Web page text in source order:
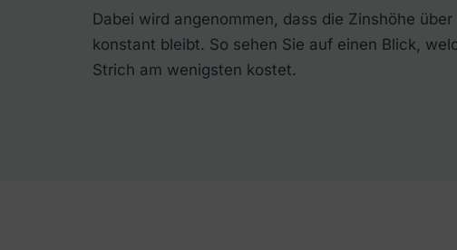
Dabei wird angenommen, dass die Zinshöhe
konstant bleibt. So sehen Sie auf einen Blick,
Strich am wenigsten kostet.